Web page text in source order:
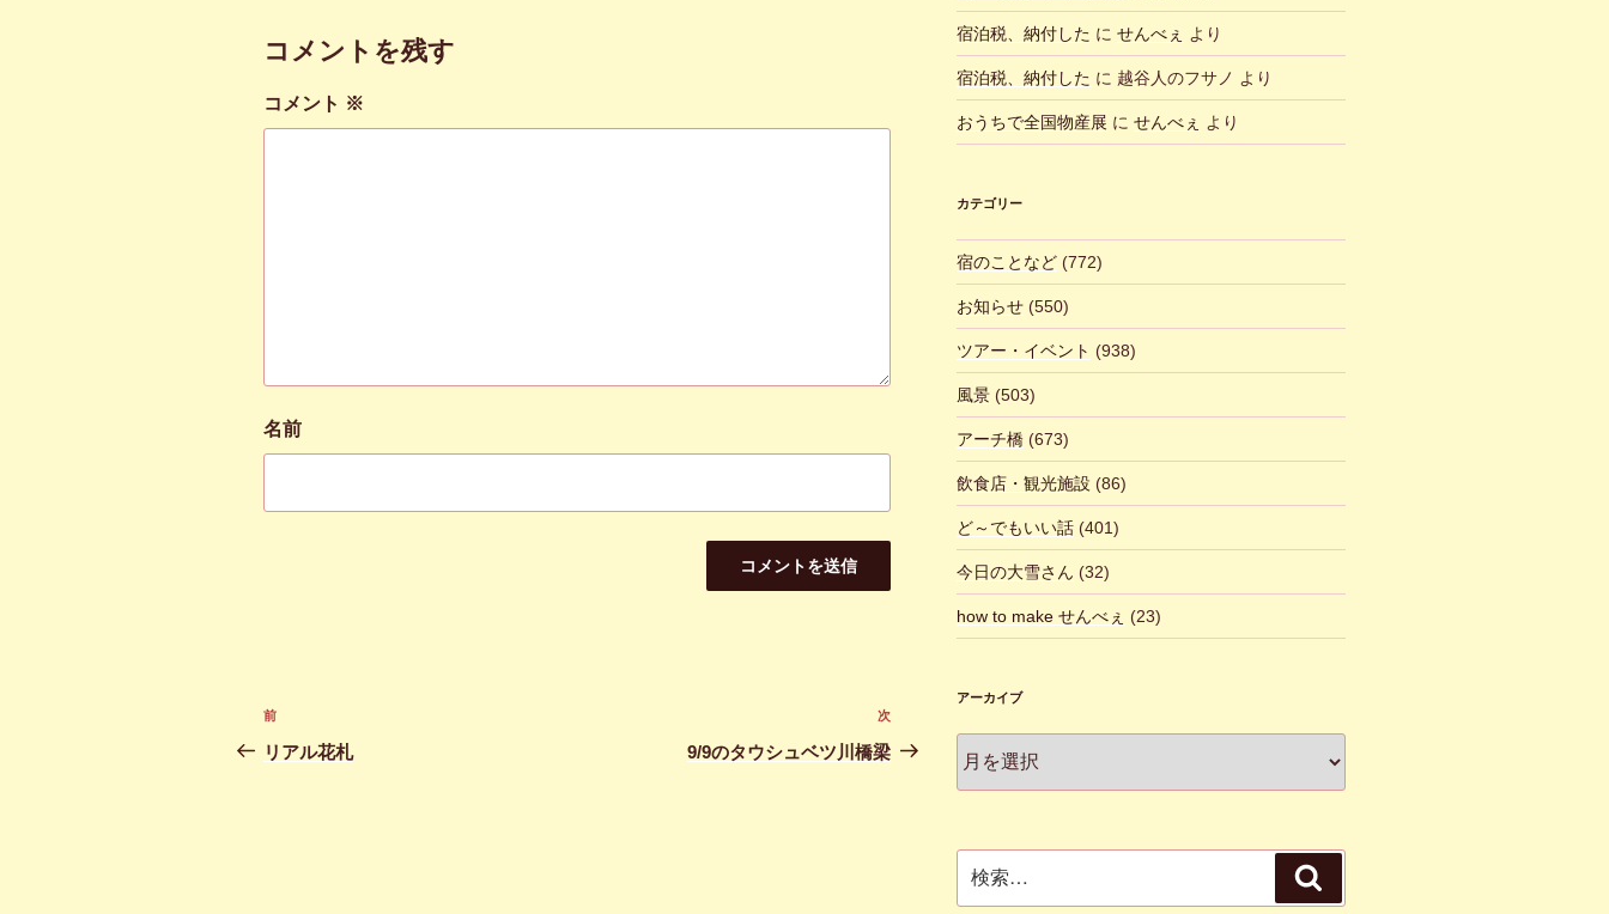
コメントを残す
コメント ※
名前
投
稿
前
の
前
リアル花札
次
の
次
9/9のタウシュベツ川橋梁
宿泊税、納付した に せんべぇ より
宿泊税、納付した に 越谷人のフサノ より
おうちで全国物産展 に せんべぇ より
カテゴリー
宿のことなど(772)
お知らせ(550)
ツアー・イベント (938)
風景(503)
アーチ橋(673)
飲食店・観光施設 (86)
ど～でもいい話(401)
今日の大雪さん (32)
how to make せんべぇ (23)
アーカイブ
ー
ブ
索:
索